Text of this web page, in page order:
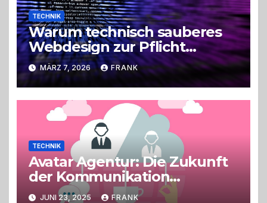
TECHNIK
Warum technisch sauberes
Webdesign zur Pflicht
geworden ist
MÄRZ 7, 2026 FRANK
TECHNIK
Avatar Agentur: Die Zukunft
der Kommunikation
gestalten
JUNI 23, 2025 FRANK